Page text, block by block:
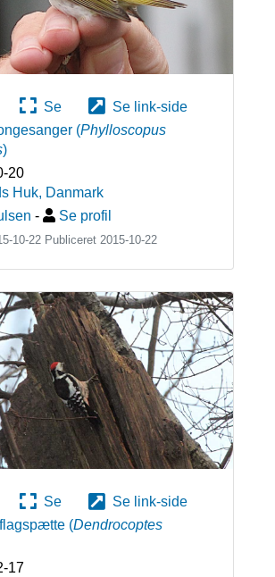
Se
Se link-side
(Phylloscopus
)
20
Huk, Danmark
- Se profil
10-22 Publiceret 2015-10-22
Se
Se link-side
(Dendrocoptes
17